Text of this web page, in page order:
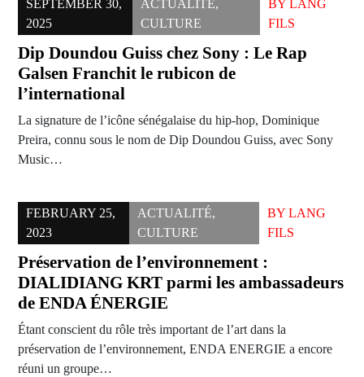
SEPTEMBER 30,
2025
ACTUALITÉ,
CULTURE
BYLANG
FILS
Dip Doundou Guiss chez Sony : Le Rap
Galsen Franchit le rubicon de
l’international
La signature de l’icône sénégalaise du hip-hop, Dominique
Preira, connu sous le nom de Dip Doundou Guiss, avec Sony
Music…
FEBRUARY 25,
2023
ACTUALITÉ,
CULTURE
BY LANG
FILS
Préservation de l’environnement :
DIALIDIANG KRT parmi les ambassadeurs
de ENDA ÉNERGIE
Étant conscient du rôle très important de l’art dans la
préservation de l’environnement, ENDA ENERGIE a encore
réuni un groupe…